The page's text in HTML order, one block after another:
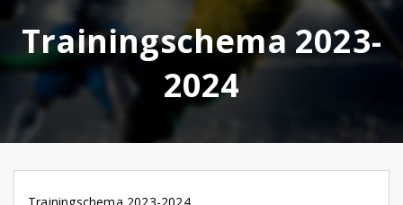
Trainingschema 2023-
2024